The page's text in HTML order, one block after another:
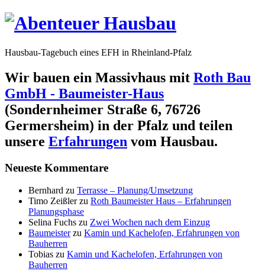
Hausbau-Tagebuch eines EFH in Rheinland-Pfalz
Wir bauen ein Massivhaus mit Roth Bau
GmbH - Baumeister-Haus
(Sondernheimer Straße 6, 76726
Germersheim) in der Pfalz und teilen
unsere Erfahrungen vom Hausbau.
Neueste Kommentare
Bernhard zu Terrasse – Planung/Umsetzung
Timo Zeißlerzu Roth Baumeister Haus – Erfahrungen
Planungsphase
Selina Fuchs zu Zwei Wochen nach dem Einzug
Baumeisterzu Kamin und Kachelofen, Erfahrungen von
Bauherren
Tobias zu Kamin und Kachelofen, Erfahrungen von
Bauherren